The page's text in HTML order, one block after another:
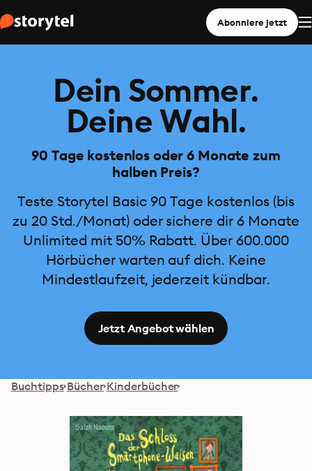
Abonniere jetzt
Dein Sommer.
Deine Wahl.
90 Tage kostenlos oder 6 Monate zum
halben Preis?
Teste Storytel Basic 90 Tage kostenlos (bis
zu 20 Std./Monat) oder sichere dir 6 Monate
Unlimited mit 50% Rabatt. Über 600.000
Hörbücher warten auf dich. Keine
Mindestlaufzeit, jederzeit kündbar.
Jetzt Angebot wählen
Buchtipps Bücher Kinderbücher